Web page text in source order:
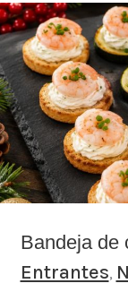
Bandeja de
Entrantes,
Bandeja
de
canapés
de
gambas